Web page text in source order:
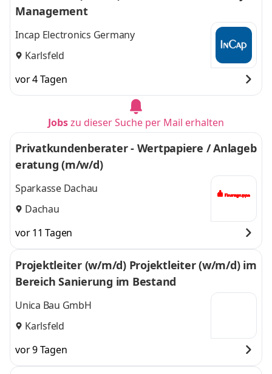
Management
Incap Electronics Germany
Karlsfeld
vor 4 Tagen
Jobszu dieser Suche per Mail erhalten
Privatkundenberater - Wertpapiere / Anlageb
eratung (m/w/d)
Sparkasse Dachau
Dachau
vor 11 Tagen
Projektleiter (w/m/d) Projektleiter (w/m/d) im
Bereich Sanierung im Bestand
Unica Bau GmbH
Karlsfeld
vor 9 Tagen